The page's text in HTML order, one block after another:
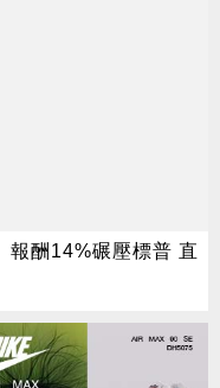
報酬14%碾壓標普 直